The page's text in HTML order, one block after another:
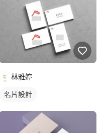
林雅婷
名片設計